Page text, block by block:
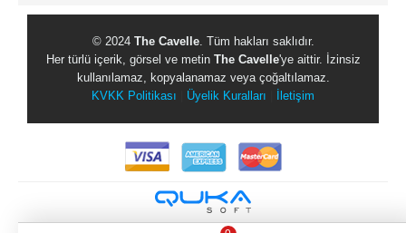
© 2024 The Cavelle. Tüm hakları saklıdır.
Her türlü içerik, görsel ve metin The Cavelle'ye aittir. İzinsiz
kullanılamaz, kopyalanamaz veya çoğaltılamaz.
KVKK Politikası
Üyelik Kuralları İletişim